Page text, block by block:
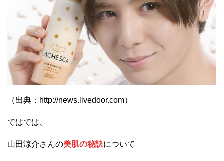
（出典：http://news.livedoor.com）
ではでは、
山田涼介さんの美肌の秘訣について